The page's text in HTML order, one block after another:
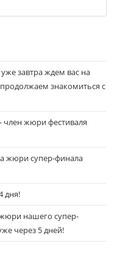
завтра ждем вас на
знакомиться с
жюри фестиваля
жюри супер-финала
дня!
нашего супер-
через 5 дней!